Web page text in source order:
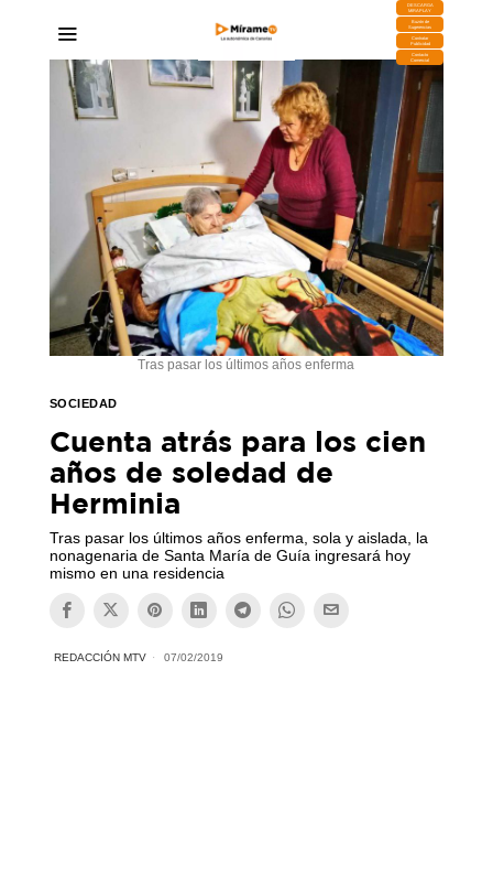
DESCARGA
MIRAPLAY
Buzón de
Sugerencias
Contratar
Publicidad
Contacto
Comercial
Tras pasar los últimos años enferma
SOCIEDAD
Cuenta atrás para los cien
años de soledad de
Herminia
Tras pasar los últimos años enferma, sola y aislada, la
nonagenaria de Santa María de Guía ingresará hoy
mismo en una residencia
REDACCIÓN MTV 07/02/2019